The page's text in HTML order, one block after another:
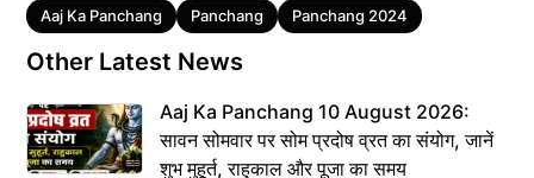
Tags
Aaj Ka Panchang Panchang Panchang 2024
Other Latest News
Aaj Ka Panchang 10 August 2026:
सावन सोमवार पर सोम प्रदोष व्रत का संयोग, जानें
शुभ मुहूर्त, राहुकाल और पूजा का समय